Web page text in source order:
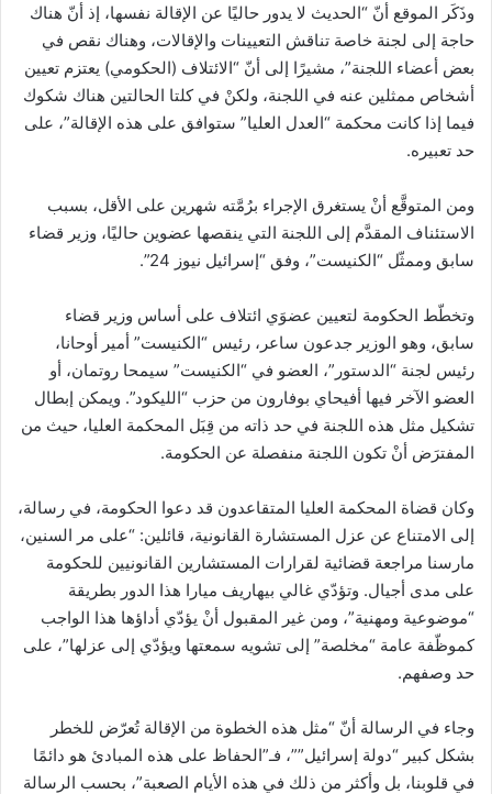
وذَكَر الموقع أنّ “الحديث لا يدور حاليًا عن الإقالة نفسها، إذ أنّ هناك
حاجة إلى لجنة خاصة تناقش التعيينات والإقالات، وهناك نقص في
بعض أعضاء اللجنة”، مشيرًا إلى أنّ “الائتلاف (الحكومي) يعتزم تعيين
أشخاص ممثلين عنه في اللجنة، ولكنْ في كلتا الحالتين هناك شكوك
فيما إذا كانت محكمة “العدل العليا” ستوافق على هذه الإقالة”، على
حد تعبيره.
ومن المتوقَّع أنْ يستغرق الإجراء برُمَّته شهرين على الأقل، بسبب
الاستئناف المقدَّم إلى اللجنة التي ينقصها عضوين حاليًا، وزير قضاء
سابق وممثّل “الكنيست”، وفق “إسرائيل نيوز 24”.
وتخطّط الحكومة لتعيين عضوَي ائتلاف على أساس وزير قضاء
سابق، وهو الوزير جدعون ساعر، رئيس “الكنيست” أمير أوحانا،
رئيس لجنة “الدستور”، العضو في “الكنيست” سيمحا روتمان، أو
العضو الآخر فيها أفيحاي بوفارون من حزب “الليكود”. ويمكن إبطال
تشكيل مثل هذه اللجنة في حد ذاته من قِبَل المحكمة العليا، حيث من
المفترَض أنْ تكون اللجنة منفصلة عن الحكومة.
وكان قضاة المحكمة العليا المتقاعدون قد دعوا الحكومة، في رسالة،
إلى الامتناع عن عزل المستشارة القانونية، قائلين: “على مر السنين،
مارسنا مراجعة قضائية لقرارات المستشارين القانونيين للحكومة
على مدى أجيال. وتؤدّي غالي بيهاريف ميارا هذا الدور بطريقة
“موضوعية ومهنية”، ومن غير المقبول أنْ يؤدّي أداؤها هذا الواجب
كموظّفة عامة “مخلصة” إلى تشويه سمعتها ويؤدّي إلى عزلها”، على
حد وصفهم.
وجاء في الرسالة أنّ “مثل هذه الخطوة من الإقالة تُعرّض للخطر
بشكل كبير “دولة إسرائيل””، فـ”الحفاظ على هذه المبادئ هو دائمًا
في قلوبنا، بل وأكثر من ذلك في هذه الأيام الصعبة”، بحسب الرسالة